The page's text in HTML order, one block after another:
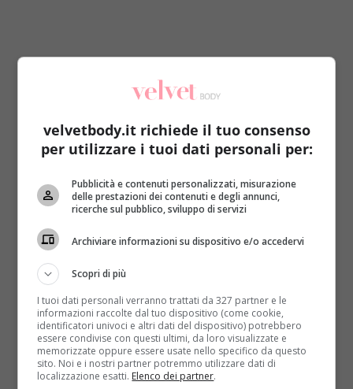
Non sarà lo spuntino più dietetico che esista, eppure
non bisogna levare il caffè ad un italiano.
Nemmeno quando si tratta di crema di caffè
fredda, ovviamente!Oltre ad essere un pretesto
per una pausa in compagnia, il
‘rito’più amato nel
Bel Paese si arricchisce con questa bevanda fresca e
gustosa soprattutto in estate.
sempre provvisti ma la ricetta per farla in casa
non è poi complessa: bastano 50 ml di infuso di
caffè (una moka da 3 tazzine circa), 250 ml di panna
vegetale e 2 cucchiai di zucchero a velo. Qualche
ingrediente può mutare da ricetta a ricetta ma il
risultato finale sarà fondamentalmente lo stesso:
velvetbody.it richiede il tuo consenso
per utilizzare i tuoi dati personali per:
Pubblicità e contenuti personalizzati, misurazione
delle prestazioni dei contenuti e degli annunci,
ricerche sul pubblico, sviluppo di servizi
Archiviare informazioni su dispositivo e/o accedervi
Scopri di più
I tuoi dati personali verranno trattati da 327 partner e le
informazioni raccolte dal tuo dispositivo (come cookie,
identificatori univoci e altri dati del dispositivo) potrebbero
essere condivise con questi ultimi, da loro visualizzate e
memorizzate oppure essere usate nello specifico da questo
sito. Noi e i nostri partner potremmo utilizzare dati di
localizzazione esatti. Elenco dei partner.